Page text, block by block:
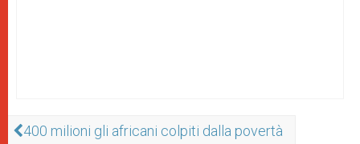
400 milioni gli africani colpiti dalla povertà